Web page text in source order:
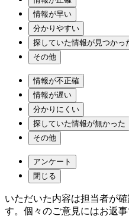
情報が早い
分かりやすい
探していた情報が見つかっ
その他
情報が不正確
情報が遅い
分かりにくい
探していた情報が無かった
その他
アンケート
閉じる
いただいた内容は担当者が
す。個々のご意見にはお返